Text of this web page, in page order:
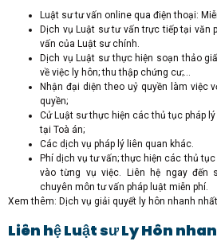
Luật sư tư vấn online qua điện thoại:
Dịch vụ Luật sư tư vấn trực tiếp tại văn
vấn của Luật sư chính.
Dịch vụ Luật sư thực hiện soạn thảo
về việc ly hôn; thu thập chứng cư;…
Nhận đại diện theo uỷ quyền làm việc
quyền;
Cử Luật sư thực hiện các thủ tục pháp
tại Toà án;
Các dịch vụ pháp lý liên quan khác.
Phí dịch vụ tư vấn; thực hiện các thủ
vào từng vụ việc. Liên hệ ngay đến
chuyên môn tư vấn pháp luật miễn phí.
Xem thêm: Dịch vụ giải quyết ly hôn nhanh
Liên hệ Luật sư Ly Hôn